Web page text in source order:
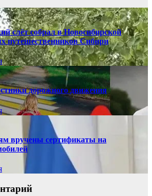
слёт собрал в Новосибирской
путешественников Сибири
дорожного движения
вручены сертификаты на